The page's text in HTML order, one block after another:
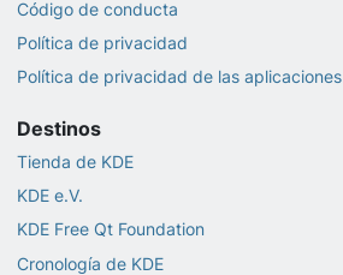
Código de conducta
Política de privacidad
Política de privacidad de las aplicaciones
Destinos
Tienda de KDE
KDE e.V.
KDE Free Qt Foundation
Cronología de KDE